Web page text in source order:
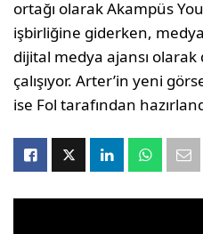
ortağı olarak Akampüs
işbirliğine giderken,
dijital medya ajansı
çalışıyor. Arter’in yeni
ise Fol tarafından